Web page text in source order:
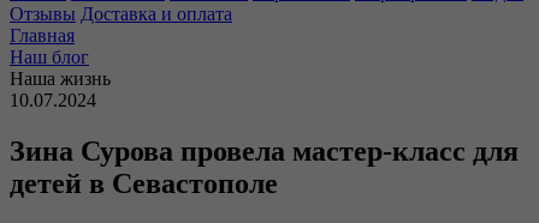
Отзывы Доставка и оплата
Главная
Наш блог
Наша жизнь
10.07.2024
Зина Сурова провела мастер-класс для
детей в Севастополе